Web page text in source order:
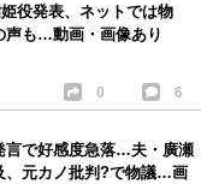
役発表、ネットでは物
声も…動画・画像あり
0 6
言で好感度急落…夫・廣瀬
、元カノ批判?で物議…画